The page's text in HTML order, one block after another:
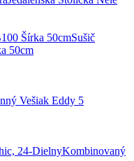
Sušič
50cm
Vešiak Eddy 5
Kombinovaný